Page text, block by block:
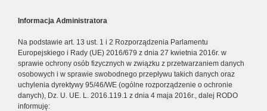
Informacja Administratora
Na podstawie art. 13 ust. 1 i 2 Rozporządzenia Parlamentu
Europejskiego i Rady (UE) 2016/679 z dnia 27 kwietnia 2016r. w
sprawie ochrony osób fizycznych w związku z przetwarzaniem danych
osobowych i w sprawie swobodnego przepływu takich danych oraz
uchylenia dyrektywy 95/46/WE (ogólne rozporządzenie o ochronie
danych), Dz. U. UE. L. 2016.119.1 z dnia 4 maja 2016r., dalej RODO
informuję: